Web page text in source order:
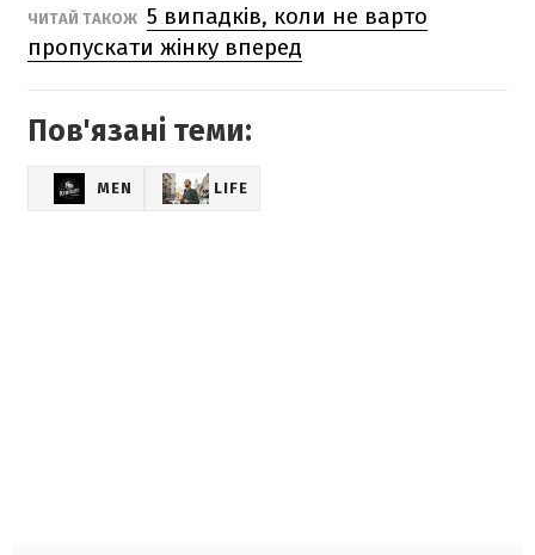
ЧИТАЙ ТАКОЖ 5 випадків, коли не варто
пропускати жінку вперед
Пов'язані теми:
MEN LIFE